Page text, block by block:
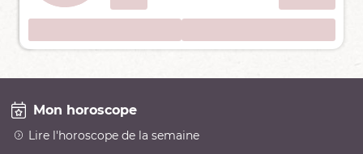
Mon horoscope
Lire l'horoscope de la semaine